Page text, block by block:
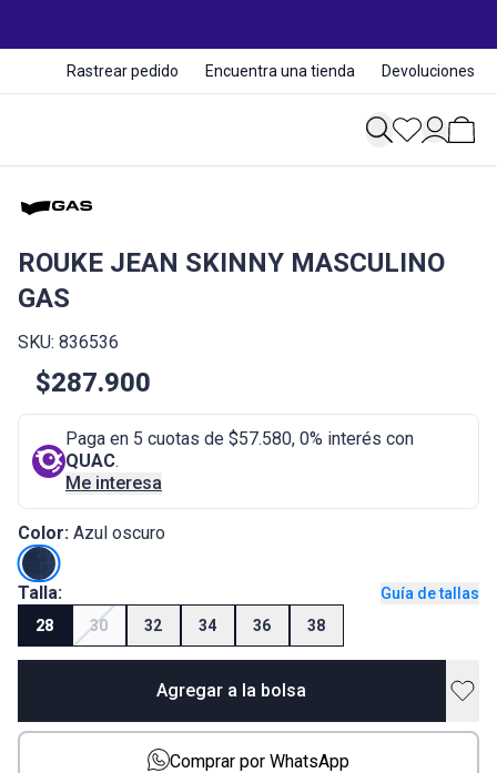
Rastrear pedido Encuentra una tienda Devoluciones
ROUKE JEAN SKINNY MASCULINO
GAS
SKU: 836536
$287.900
Paga en 5 cuotas de $57.580, 0% interés con
QUAC.
Me interesa
Color: Azul oscuro
Talla:
Guía de tallas
28
30 32 34 36 38
Agregar a la bolsa
Comprar por WhatsApp